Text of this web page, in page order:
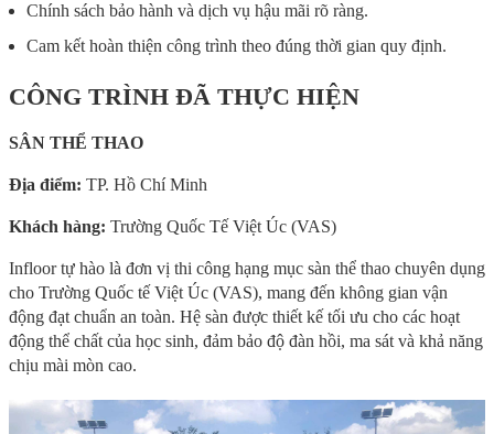
Chính sách bảo hành và dịch vụ hậu mãi rõ ràng.
Cam kết hoàn thiện công trình theo đúng thời gian quy định.
CÔNG TRÌNH ĐÃ THỰC HIỆN
SÂN THỂ THAO
Địa điểm: TP. Hồ Chí Minh
Khách hàng: Trường Quốc Tế Việt Úc (VAS)
Infloor tự hào là đơn vị thi công hạng mục sàn thể thao chuyên dụng
cho Trường Quốc tế Việt Úc (VAS), mang đến không gian vận
động đạt chuẩn an toàn. Hệ sàn được thiết kế tối ưu cho các hoạt
động thể chất của học sinh, đảm bảo độ đàn hồi, ma sát và khả năng
chịu mài mòn cao.